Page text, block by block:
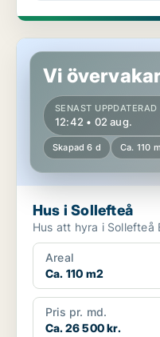
Hus i Sollefteå
Vi
SENAST UPPDATERAD
12:42 • 02 aug.
Skapad 6 d Ca. 110
Hus i Sollefteå
Areal
Ca. 110 m2
Pris pr. md.
Ca. 26 500 kr.